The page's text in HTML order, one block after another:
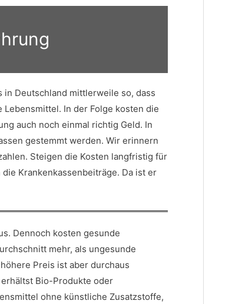
Deutschland mittlerweile so, dass
In der Folge kosten die
auch noch einmal richtig Geld. In
gestemmt werden. Wir erinnern
Steigen die Kosten langfristig für
Krankenkassenbeiträge. Da ist er
Dennoch kosten gesunde
mehr, als ungesunde
Preis ist aber durchaus
Bio-Produkte oder
ohne künstliche Zusatzstoffe,